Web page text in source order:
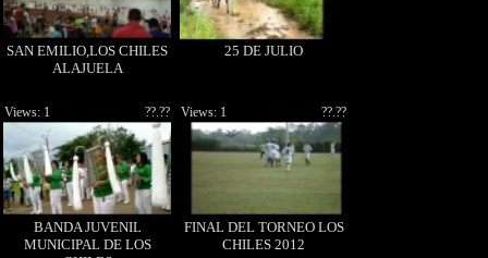
SAN EMILIO,LOS CHILES
ALAJUELA
25 DE JULIO
BANDA JUVENIL
MUNICIPAL DE LOS
??.??
Views: 1
FINAL DEL TORNEO LOS
CHILES 2012
??.??
Views: 1